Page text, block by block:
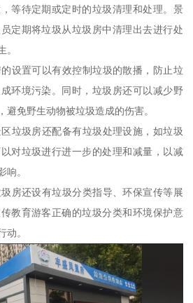
等待定期或定时的垃圾清理和处理。景
定期将垃圾从垃圾房中清理出去进行处
。
设置可以有效控制垃圾的散播，防止垃
环境污染。同时，垃圾房还可以减少野
避免野生动物被垃圾造成的伤害。
垃圾房还配备有垃圾处理设施，如垃圾
对垃圾进行进一步的处理和减量，以减
响。
房还设有垃圾分类指导、环保宣传等展
教育游客正确的垃圾分类和环境保护意
动。